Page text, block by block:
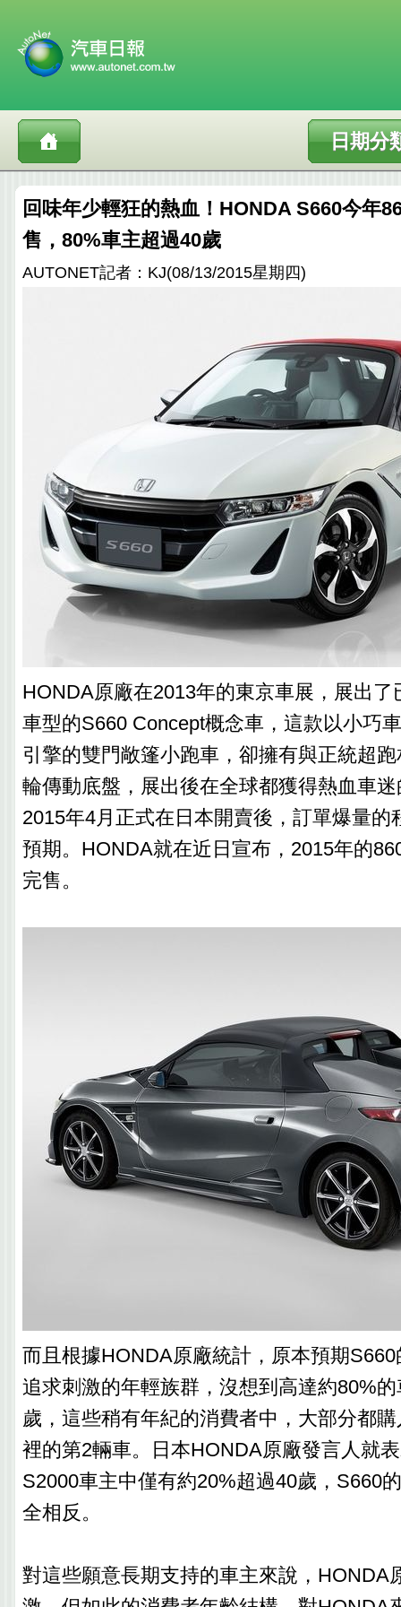
日期分
回味年少輕狂的熱血！HONDA S660今年
售，80%車主超過40歲
AUTONET記者：KJ(08/13/2015星期四)
HONDA原廠在2013年的東京車展，展出了
車型的S660 Concept概念車，這款以小巧
引擎的雙門敞篷小跑車，卻擁有與正統超
輪傳動底盤，展出後在全球都獲得熱血車
2015年4月正式在日本開賣後，訂單爆量的
預期。HONDA就在近日宣布，2015年的
完售。
而且根據HONDA原廠統計，原本預期
追求刺激的年輕族群，沒想到高達約80%
歲，這些稍有年紀的消費者中，大部分都
裡的第2輛車。日本HONDA原廠發言人就
S2000車主中僅有約20%超過40歲，S660
全相反。
對這些願意長期支持的車主來說，HONDA